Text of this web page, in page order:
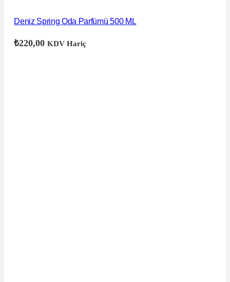
Deniz Spring Oda Parfümü 500 ML
₺220,00 KDV Hariç